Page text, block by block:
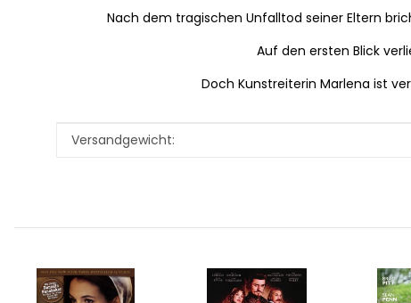
Nach dem tragischen Unfalltod seiner Eltern
Auf den ersten Blick
Doch Kunstreiterin Marlena ist
Produkteigenschaft
Wert
Versandgewicht: